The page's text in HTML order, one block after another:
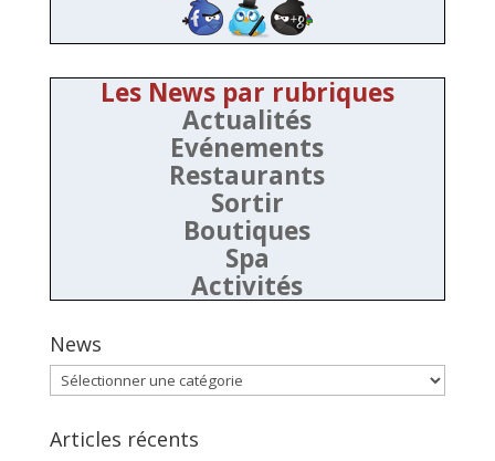
Les News par rubriques
Actualités
Evénements
Restaurants
Sortir
Boutiques
Spa
Activités
News
News
Articles récents